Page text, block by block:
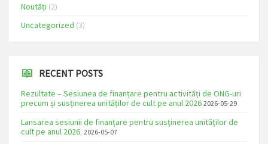
Noutăți (2)
Uncategorized (3)
RECENT POSTS
Rezultate – Sesiunea de finanțare pentru activități de ONG-uri
precum și susținerea unităților de cult pe anul 2026 2026-05-29
Lansarea sesiunii de finanțare pentru susținerea unităților de
cult pe anul 2026. 2026-05-07